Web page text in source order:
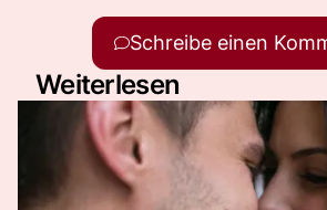
Schreibe einen
Weiterlesen